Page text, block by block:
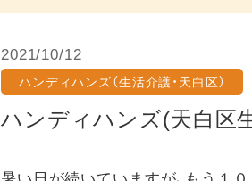
2021/10/12
ハンディハンズ（生活介護・天白区）
ハンディハンズ(天白区